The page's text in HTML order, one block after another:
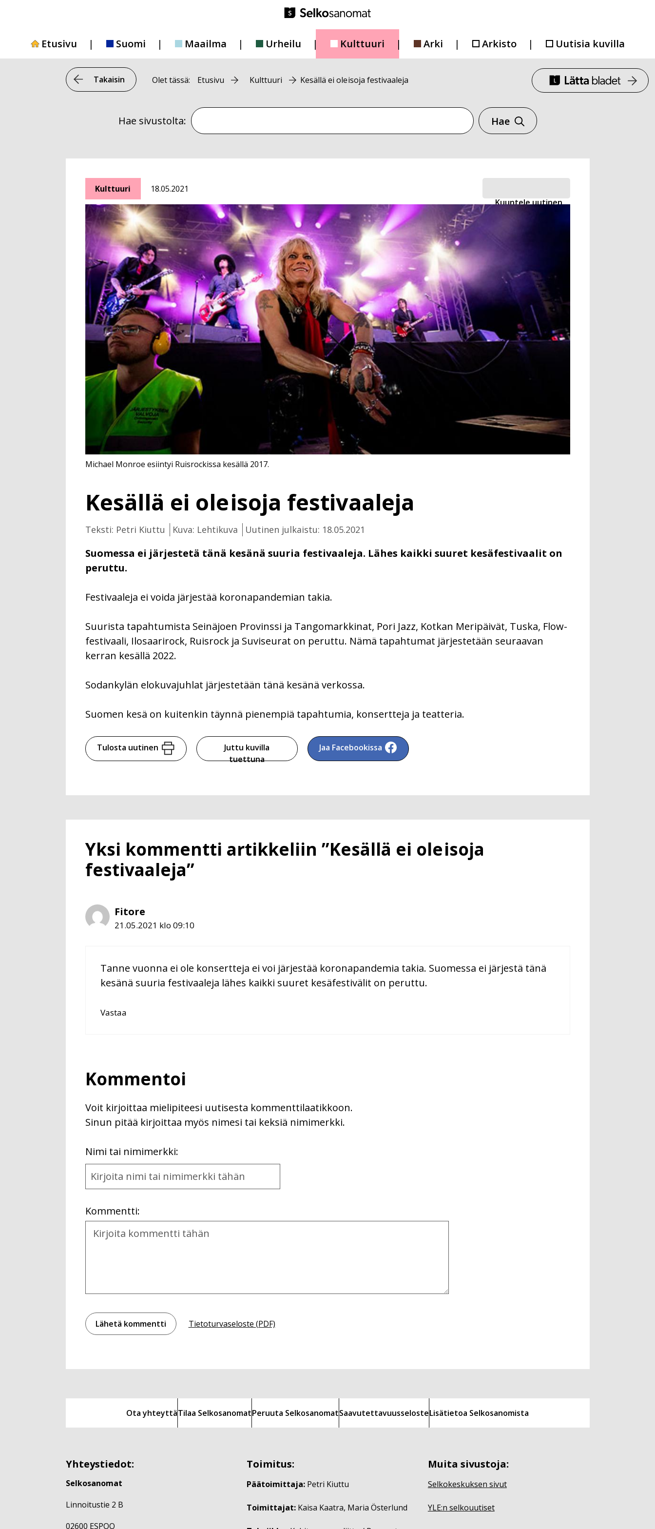
Etusivu
Suomi Maailma Urheilu Kulttuuri Arki Arkisto Uutisia kuvilla
Takaisin Olet tässä: Etusivu Kulttuuri Kesällä ei ole isoja festivaaleja
Hae sivustolta: Hae sivustolta
Hae
Kuuntele uutinen
Kulttuuri 18.05.2021
Kesällä ei ole isoja festivaaleja
Teksti: Petri Kiuttu Kuva: Lehtikuva Uutinen julkaistu: 18.05.2021
Suomessa ei järjestetä tänä kesänä suuria festivaaleja. Lähes kaikki suuret kesäfestivaalit on
peruttu.
Michael Monroe esiintyi Ruisrockissa kesällä 2017.
Festivaaleja ei voida järjestää koronapandemian takia.
Suurista tapahtumista Seinäjoen Provinssi ja Tangomarkkinat, Pori Jazz, Kotkan Meripäivät, Tuska, Flow-
festivaali, Ilosaarirock, Ruisrock ja Suviseurat on peruttu. Nämä tapahtumat järjestetään seuraavan
kerran kesällä 2022.
Sodankylän elokuvajuhlat järjestetään tänä kesänä verkossa.
Suomen kesä on kuitenkin täynnä pienempiä tapahtumia, konsertteja ja teatteria.
Tulosta uutinen
Juttu kuvilla
tuettuna
Jaa Facebookissa
Yksi kommentti artikkeliin ”Kesällä ei ole isoja
festivaaleja”
Fitore
21.05.2021 klo 09:10
Tanne vuonna ei ole konsertteja ei voi järjestää koronapandemia takia. Suomessa ei järjestä tänä
kesänä suuria festivaaleja lähes kaikki suuret kesäfestivälit on peruttu.
Vastaa
Kommentoi
Voit kirjoittaa mielipiteesi uutisesta kommenttilaatikkoon.
Sinun pitää kirjoittaa myös nimesi tai keksiä nimimerkki.
Nimi tai nimimerkki:First
Name
and
Kommentti:
Kommentti
Tietoturvaseloste (PDF)
Ota yhteyttäTilaa SelkosanomatPeruuta SelkosanomatSaavutettavuusselosteLisätietoa Selkosanomista
Yhteystiedot:
Selkosanomat
Linnoitustie 2 B
02600 ESPOO
Toimitus:
Päätoimittaja: Petri Kiuttu
Toimittajat: Kaisa Kaatra, Maria Österlund
Muita sivustoja:
Selkokeskuksen sivut
YLE:n selkouutiset